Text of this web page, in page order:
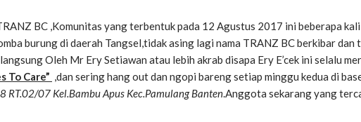
BC ,Komunitas yang terbentuk pada 12 Agustus 2017 ini beberapa
burung di daerah Tangsel,tidak asing lagi nama TRANZ BC berkibar dan
Oleh Mr Ery Setiawan atau lebih akrab disapa Ery E’cek ini selalu
To Care” ,dan sering hang out dan ngopi bareng setiap minggu kedua di
RT.02/07 Kel.Bambu Apus Kec.Pamulang Banten.Anggota sekarang yang